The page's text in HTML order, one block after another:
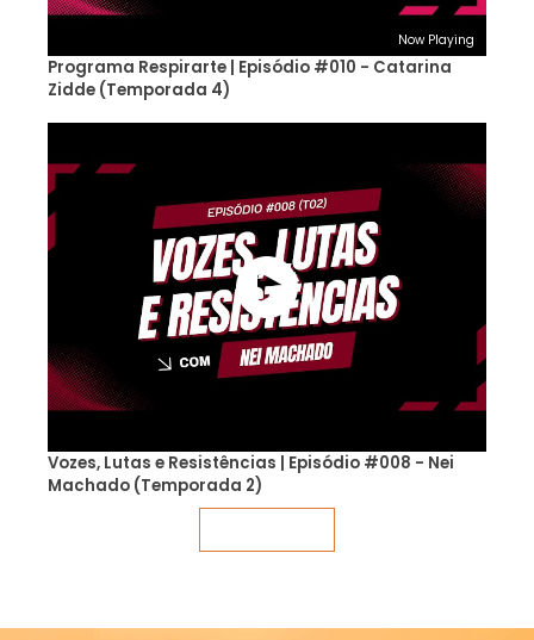
Now Playing
Programa Respirarte | Episódio #010 - Catarina
Zidde (Temporada 4)
Vozes, Lutas e Resistências | Episódio #008 - Nei
Machado (Temporada 2)